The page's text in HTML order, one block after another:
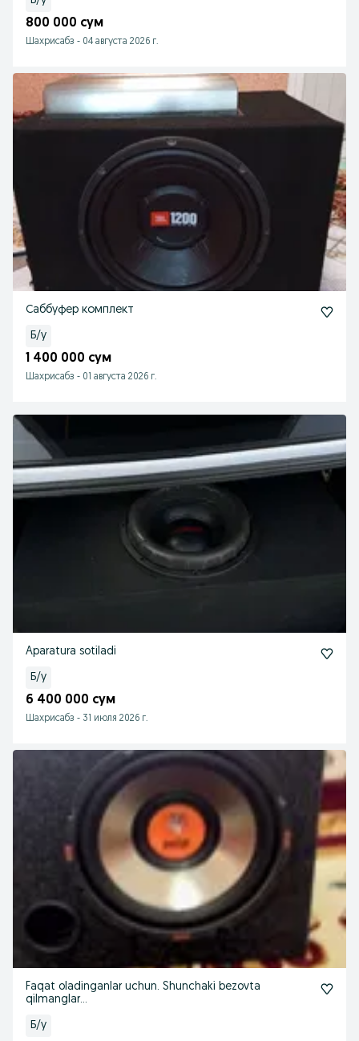
800 000 сум
Шахрисабз - 04 августа 2026 г.
Саббуфер комплект
Б/у
1 400 000 сум
Шахрисабз - 01 августа 2026 г.
Aparatura sotiladi
Б/у
6 400 000 сум
Шахрисабз - 31 июля 2026 г.
Faqat oladinganlar uchun. Shunchaki bezovta
qilmanglar...
Б/у